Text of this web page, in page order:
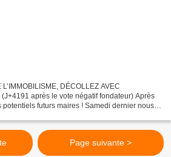
DÉCOLLEZ AVEC
(J+4191 après le vote négatif fondateur) Après
potentiels futurs maires ! Samedi dernier nous
Page suivante >